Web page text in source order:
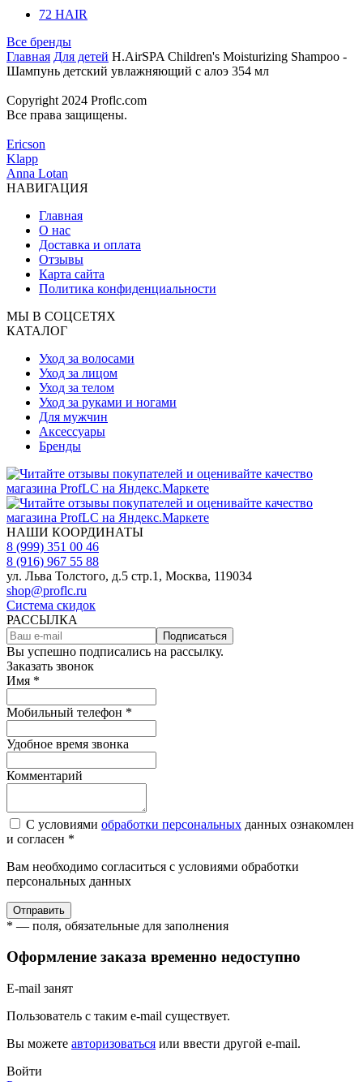
72 HAIR
Все бренды
Главная Для детей H.AirSPA Children's Moisturizing Shampoo -
Шампунь детский увлажняющий с алоэ 354 мл
Copyright 2024 Proflc.com
Все права защищены.
Ericson
Klapp
Anna Lotan
НАВИГАЦИЯ
Главная
О нас
Доставка и оплата
Отзывы
Карта сайта
Политика конфиденциальности
МЫ В СОЦСЕТЯХ
КАТАЛОГ
Уход за волосами
Уход за лицом
Уход за телом
Уход за руками и ногами
Для мужчин
Аксессуары
Бренды
НАШИ КООРДИНАТЫ
8 (999) 351 00 46
8 (916) 967 55 88
ул. Льва Толстого, д.5 стр.1, Москва, 119034
shop@proflc.ru
Система скидок
РАССЫЛКА
Подписаться
Вы успешно подписались на рассылку.
Заказать звонок
Имя *
Мобильный телефон *
Удобное время звонка
Комментарий
С условиями обработки персональных данных ознакомлен
и согласен *
Вам необходимо согласиться с условиями обработки
персональных данных
Отправить
* — поля, обязательные для заполнения
Оформление заказа временно недоступно
E-mail занят
Пользователь с таким e-mail существует.
Вы можете авторизоваться или ввести другой e-mail.
Войти